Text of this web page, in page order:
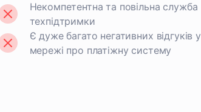
Некомпетентна та повільна служба
техпідтримки
Є дуже багато негативних відгуків у
мережі про платіжну систему